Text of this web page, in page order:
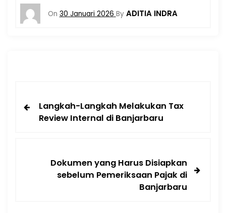
On 30 Januari 2026 By ADITIA INDRA
Langkah-Langkah Melakukan Tax
Review Internal di Banjarbaru
Dokumen yang Harus Disiapkan
sebelum Pemeriksaan Pajak di
Banjarbaru